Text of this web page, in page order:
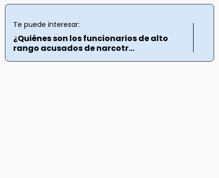
Te puede interesar:
¿Quiénes son los funcionarios de alto
rango acusados de narcotr...